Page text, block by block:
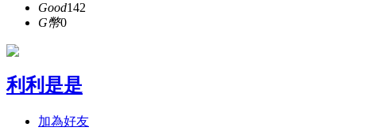
Good142
G幣0
利利是是
加為好友